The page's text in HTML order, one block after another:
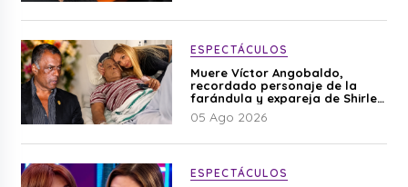
ESPECTÁCULOS
Muere Víctor Angobaldo,
recordado personaje de la
farándula y expareja de Shirley
Cherres
05 Ago 2026
ESPECTÁCULOS